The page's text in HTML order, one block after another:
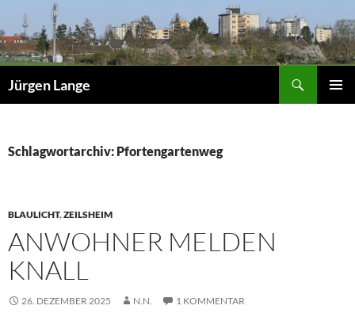
Inhalt
springen
Jürgen Lange
Schlagwortarchiv: Pfortengartenweg
BLAULICHT,ZEILSHEIM
ANWOHNER MELDEN
KNALL
26. DEZEMBER 2025 N.N. 1 KOMMENTAR